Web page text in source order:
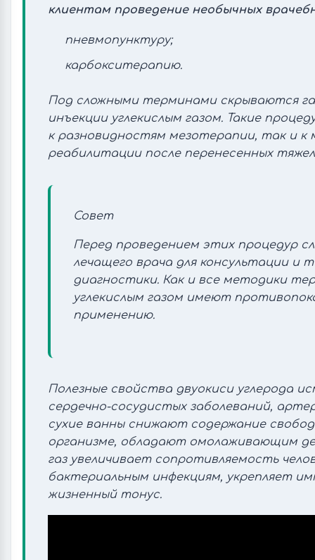
клиентам проведение необычных
пневмопунктуру;
карбокситерапию.
Под сложными терминами скрываются
инъекции углекислым газом. Такие
к разновидностям мезотерапии, так и к
реабилитации после перенесенных
Совет
Перед проведением этих процедур
лечащего врача для консультации и
диагностики. Как и все методики
углекислым газом имеют
применению.
Полезные свойства двуокиси углерода
сердечно-сосудистых заболеваний,
сухие ванны снижают содержание
организме, обладают омолаживающим
газ увеличивает сопротивляемость
бактериальным инфекциям, укрепляет
жизненный тонус.